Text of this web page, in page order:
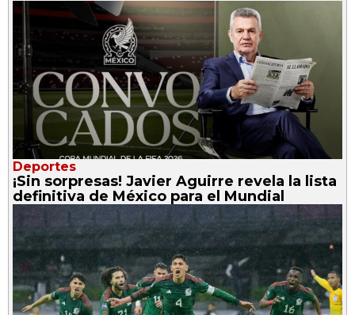
Deportes
¡Sin sorpresas! Javier Aguirre revela la lista
definitiva de México para el Mundial